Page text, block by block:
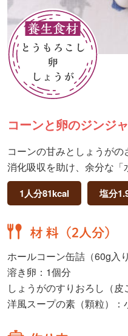
コーンと卵のジンジ
コーンの甘みとしょうがの
消化吸収を助け、余分な「
1人分81kcal 塩分
ホールコーン缶詰（60g入
溶き卵：1個分
しょうがのすりおろし（
洋風スープの素（顆粒）：